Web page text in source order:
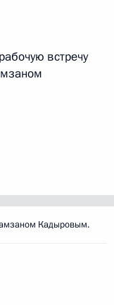
встречу
Кадыровым.